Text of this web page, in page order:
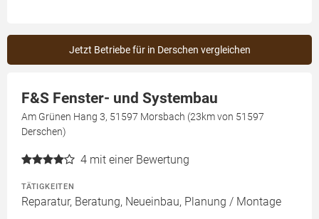
Jetzt Betriebe für in Derschen vergleichen
F&S Fenster- und Systembau
Am Grünen Hang 3, 51597 Morsbach (23km von 51597
Derschen)
4 mit einer Bewertung
TÄTIGKEITEN
Reparatur, Beratung, Neueinbau, Planung / Montage